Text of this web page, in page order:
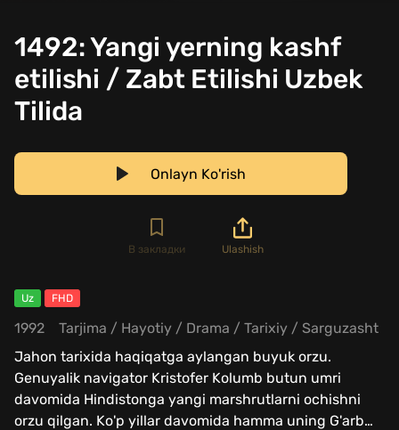
1492: Yangi yerning kashf
etilishi / Zabt Etilishi Uzbek
Tilida
Onlayn Ko'rish
В закладки Ulashish
Uz FHD
1992 Tarjima / Hayotiy / Drama / Tarixiy / Sarguzasht
Jahon tarixida haqiqatga aylangan buyuk orzu.
Genuyalik navigator Kristofer Kolumb butun umri
davomida Hindistonga yangi marshrutlarni ochishni
orzu qilgan. Ko'p yillar davomida hamma uning G'arb…